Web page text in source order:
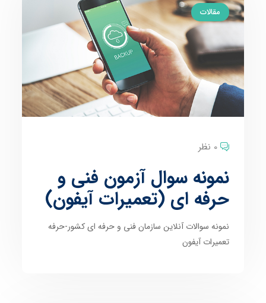
مقالات
0 نظر
نمونه سوال آزمون فنی و
حرفه ای (تعمیرات آیفون)
نمونه سوالات آنلاین سازمان فنی و حرفه ای کشور-حرفه
تعمیرات آیفون